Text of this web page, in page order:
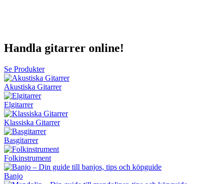
Handla gitarrer online!
Se Produkter
Akustiska Gitarrer
Elgitarrer
Klassiska Gitarrer
Basgitarrer
Folkinstrument
Banjo